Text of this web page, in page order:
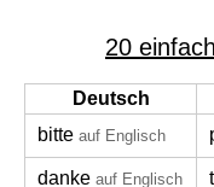
20
Deutsch
bitte auf Englisch
danke auf Englisch